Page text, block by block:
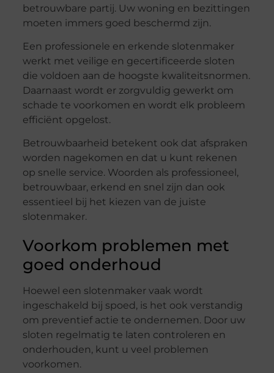
betrouwbare partij. Uw woning en bezittingen
moeten immers goed beschermd zijn.
Een professionele en erkende slotenmaker
werkt met veilige en gecertificeerde sloten
die voldoen aan de hoogste kwaliteitsnormen.
Daarnaast wordt er zorgvuldig gewerkt om
schade te voorkomen en wordt elk probleem
efficiënt opgelost.
Betrouwbaarheid betekent ook dat afspraken
worden nagekomen en dat u kunt rekenen
op snelle service. Woorden als professioneel,
betrouwbaar, erkend en snel zijn dan ook
essentieel bij het kiezen van de juiste
slotenmaker.
Voorkom problemen met
goed onderhoud
Hoewel een slotenmaker vaak wordt
ingeschakeld bij spoed, is het ook verstandig
om preventief actie te ondernemen. Door uw
sloten regelmatig te laten controleren en
onderhouden, kunt u veel problemen
voorkomen.